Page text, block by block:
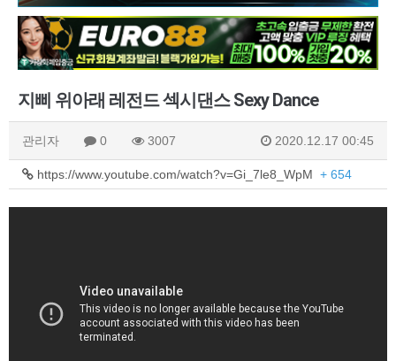
지삐 위아래 레전드 섹시댄스 Sexy Dance
관리자 0 3007 2020.12.17 00:45
https://www.youtube.com/watch?v=Gi_7le8_WpM + 654